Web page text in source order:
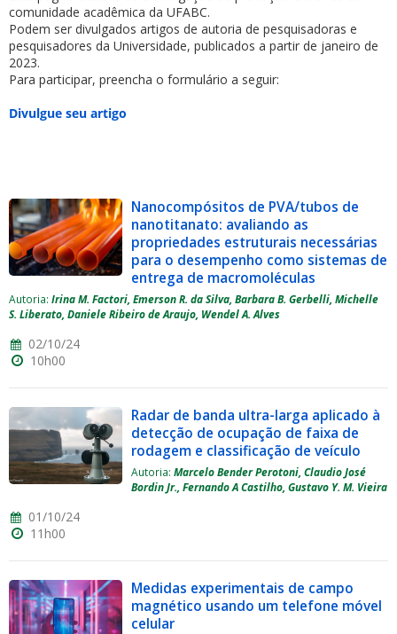
comunidade acadêmica da UFABC.
Podem ser divulgados artigos de autoria de pesquisadoras e
pesquisadores da Universidade, publicados a partir de janeiro de
2023.
Para participar, preencha o formulário a seguir:
Divulgue seu artigo
Nanocompósitos de PVA/tubos de
nanotitanato: avaliando as
propriedades estruturais necessárias
para o desempenho como sistemas de
entrega de macromoléculas
Autoria: Irina M. Factori, Emerson R. da Silva, Barbara B. Gerbelli, Michelle
S. Liberato, Daniele Ribeiro de Araujo, Wendel A. Alves
02/10/24
10h00
Radar de banda ultra-larga aplicado à
detecção de ocupação de faixa de
rodagem e classificação de veículo
Autoria: Marcelo Bender Perotoni, Claudio José
Bordin Jr., Fernando A Castilho, Gustavo Y. M. Vieira
01/10/24
11h00
Medidas experimentais de campo
magnético usando um telefone móvel
celular